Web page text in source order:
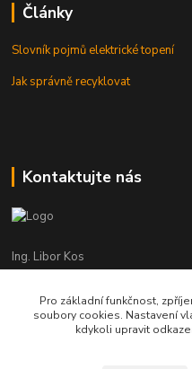
Články
Slovník pojmů elektrické topení
Jak správně recyklovat
Kontaktujte nás
Ing. Libor Kos
+420 601 555 225
(Po-Pá: 8-17:00 hod.)
info@infrasystemy.cz
Pro základní funkčnost,
soubory cookies. Nastavení
kdykoli upravit